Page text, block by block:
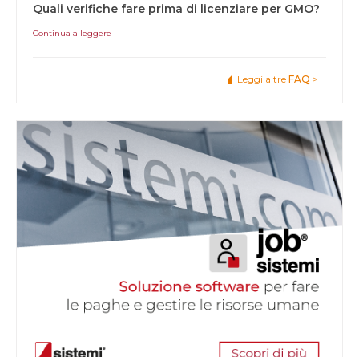
Quali verifiche fare prima di licenziare per GMO?
Continua a leggere
Leggi altre FAQ >